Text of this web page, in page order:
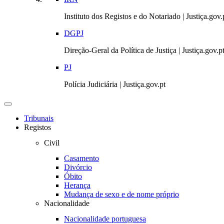
Instituto dos Registos e do Notariado |
DGPJ
Direção-Geral da Política de Justiça | Justiça.gov.pt
PJ
Polícia Judiciária | Justiça.gov.pt
Toggle navigation
Tribunais
Registos
Civil
Casamento
Divórcio
Óbito
Herança
Mudança de sexo e de nome próprio
Nacionalidade
Nacionalidade portuguesa